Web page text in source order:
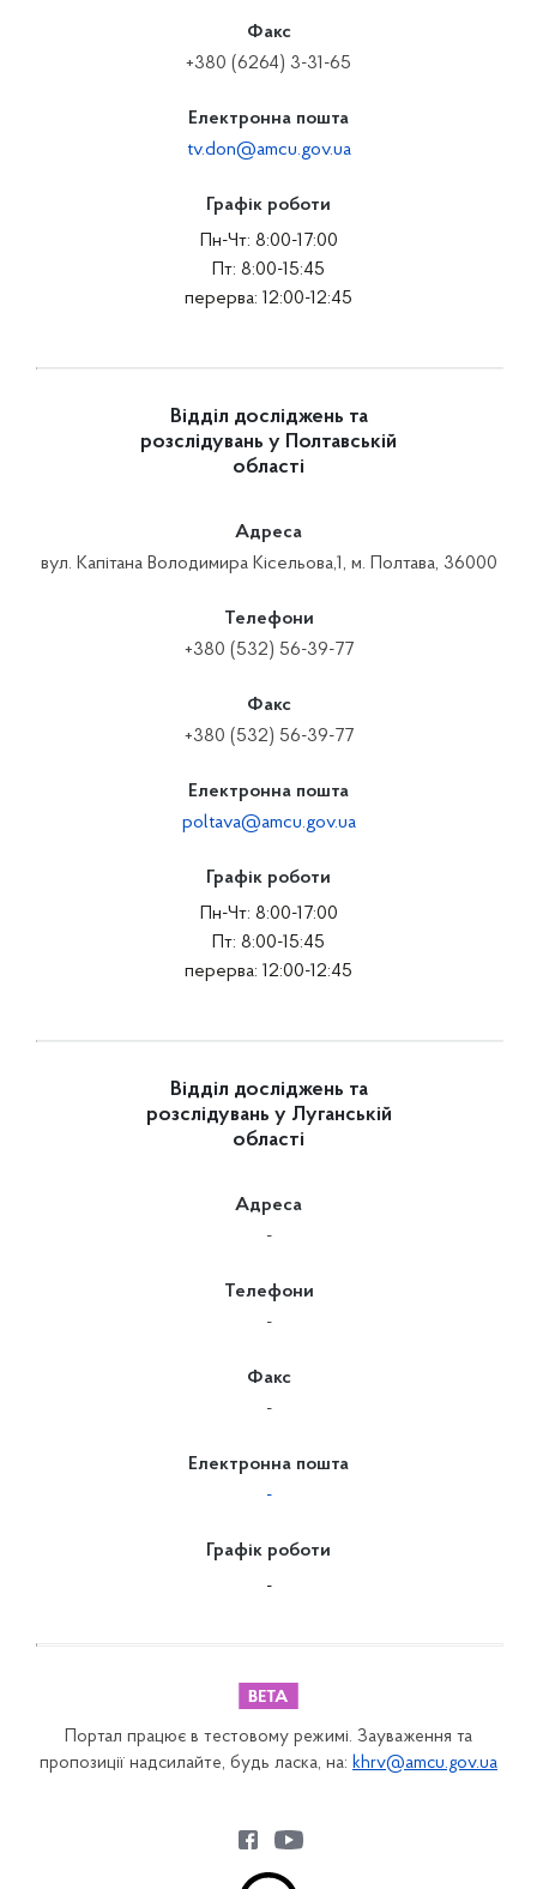
Факс
+380 (6264) 3-31-65
Електронна пошта
tv.don@amcu.gov.ua
Графік роботи
Пн-Чт: 8:00-17:00
Пт: 8:00-15:45
перерва: 12:00-12:45
Відділ досліджень та
розслідувань у Полтавській
області
Адреса
вул. Капітана Володимира Кісельова,1, м. Полтава, 36000
Телефони
+380 (532) 56-39-77
Факс
+380 (532) 56-39-77
Електронна пошта
poltava@amcu.gov.ua
Графік роботи
Пн-Чт: 8:00-17:00
Пт: 8:00-15:45
перерва: 12:00-12:45
Відділ досліджень та
розслідувань у Луганській
області
Адреса
-
Телефони
-
Факс
-
Електронна пошта
-
Графік роботи
-
Портал працює в тестовому режимі. Зауваження та
пропозиції надсилайте, будь ласка, на: khrv@amcu.gov.ua